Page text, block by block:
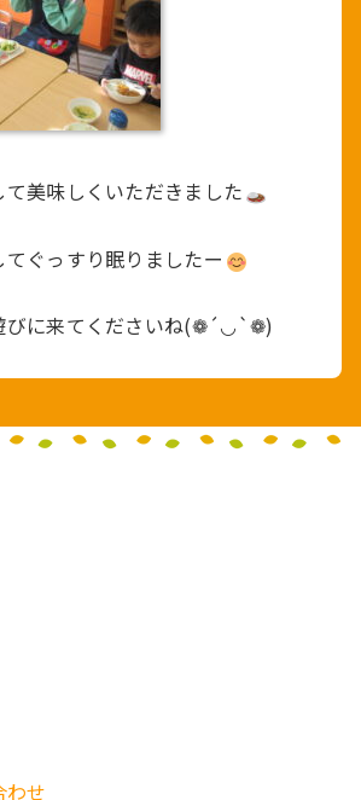
美味しくいただきました
ぐっすり眠りましたー
びに来てくださいね(❁´◡`❁)
わせ